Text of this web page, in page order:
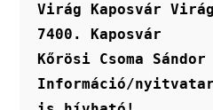
Virág Kaposvár
7400. Kaposvár
Kőrösi Csoma
Információ/